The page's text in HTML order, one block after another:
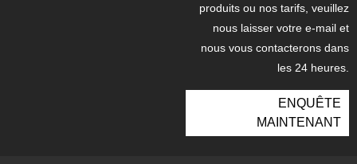
produits ou nos tarifs, veuillez
nous laisser votre e-mail et
nous vous contacterons dans
les 24 heures.
ENQUÊTE
MAINTENANT